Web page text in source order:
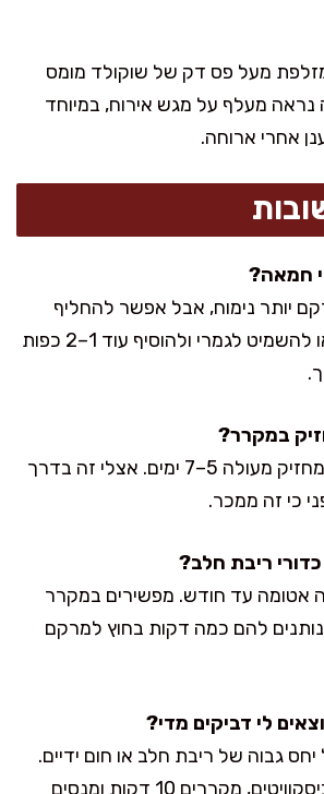
מזלפת מעל פס דק של שוקולד מומס
נראה מעלף על מגש אירוח, במיוחד
אחרי ארוחה.
יותר נימוח, אבל אפשר להחליף
בשמן קוקוס מומס או להשמיט לגמרי ולהוסיף עוד 1–2 כפות
בקופסה אטומה זה מחזיק מעולה 5–7 ימים. אצלי זה בדרך
כי זה ממכר.
אטומה עד חודש. מפשירים במקרר
להם כמה דקות בחוץ למרקם
גבוה של ריבת חלב או חום ידיים.
מוסיפים כף פירורי ביסקוויטים, מקררים 10 דקות ומנסים